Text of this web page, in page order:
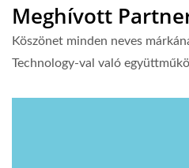
Meghívott
Köszönet minden neves
Technology-val való